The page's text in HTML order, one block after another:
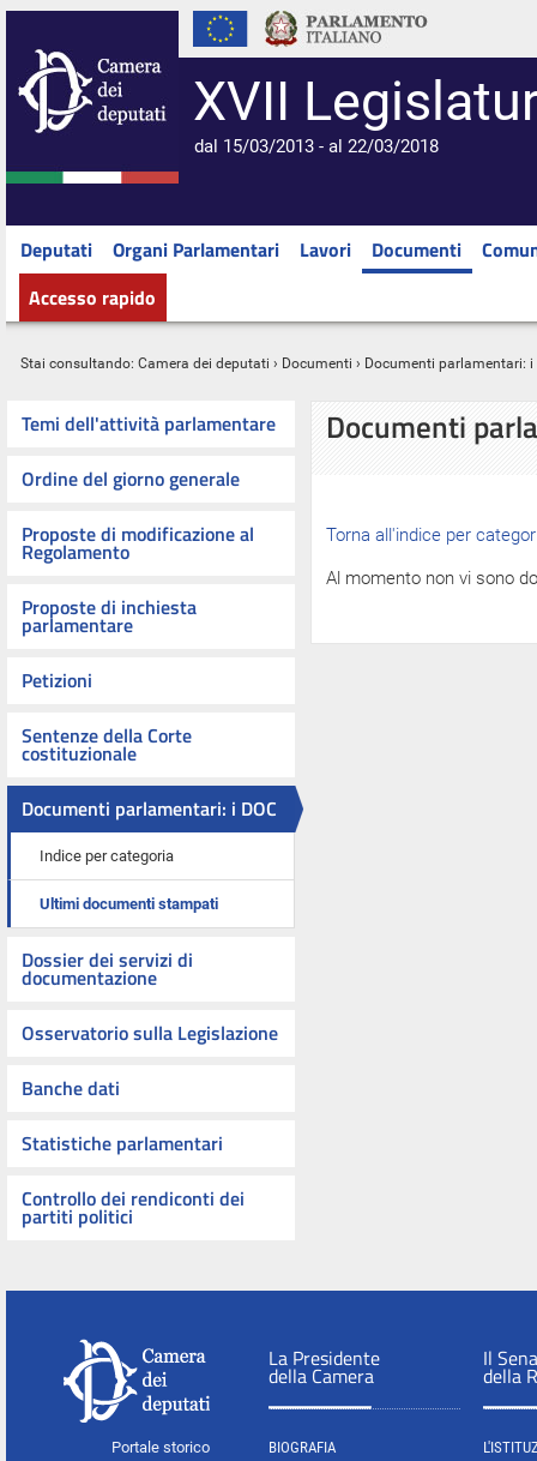
XVII
dal 15/03/2013 - al 22/03/2018
Deputati Organi Parlamentari Lavori Documenti
Accesso rapido
Stai consultando: Camera dei deputati › Documenti › Documenti parlamentari: i
Temi dell'attività parlamentare
Ordine del giorno generale
Proposte di modificazione al
Regolamento
Proposte di inchiesta
parlamentare
Petizioni
Sentenze della Corte
costituzionale
Documenti parlamentari: i DOC
Indice per categoria
Ultimi documenti stampati
Dossier dei servizi di
documentazione
Osservatorio sulla Legislazione
Banche dati
Statistiche parlamentari
Controllo dei rendiconti dei
partiti politici
Documenti
Torna all'indice per
Al momento non vi sono
Portale storico
La Presidente
della Camera
BIOGRAFIA
Il
della